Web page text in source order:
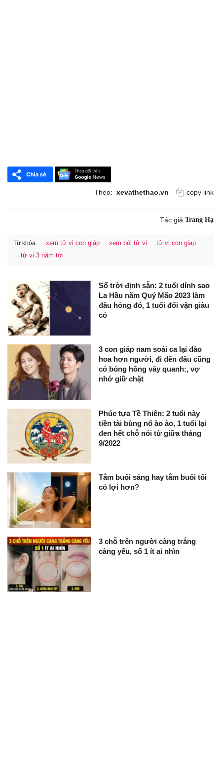
Theo: xevathethao.vn copy link
Tác giả:Trang Hạ
Từ khóa: xem tử vi con giáp xem bói tử vi
tử vi con giap
tử vi 3 năm tới
Số trời định sẵn: 2 tuổi dính sao
La Hầu năm Quý Mão 2023 làm
đâu hỏng đó, 1 tuổi đổi vận giàu
có
3 con giáp nam soái ca lại đào
hoa hơn người, đi đến đâu cũng
có bóng hồng vây quanh:, vợ
nhớ giữ chặt
Phúc tựa Tề Thiên: 2 tuổi này
tiền tài bùng nổ ào ào, 1 tuổi lại
đen hết chỗ nói từ giữa tháng
9/2022
Tắm buổi sáng hay tắm buổi tối
có lợi hơn?
3 chỗ trên người càng trắng
càng yếu, số 1 ít ai nhìn